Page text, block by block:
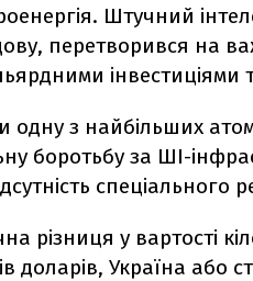
Штучний
перетворився на
інвестиціями
з найбільших
боротьбу за ШІ-
спеціального
різниця у вартості
доларів, Україна або